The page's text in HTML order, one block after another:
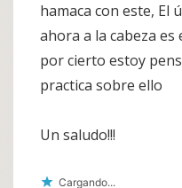
hamaca con este, El
ahora a la cabeza es
por cierto estoy
practica sobre ello
Un saludo!!!
Cargando...